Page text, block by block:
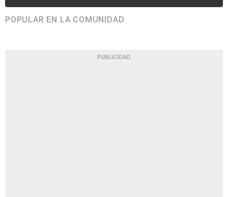
POPULAR EN LA COMUNIDAD
PUBLICIDAD